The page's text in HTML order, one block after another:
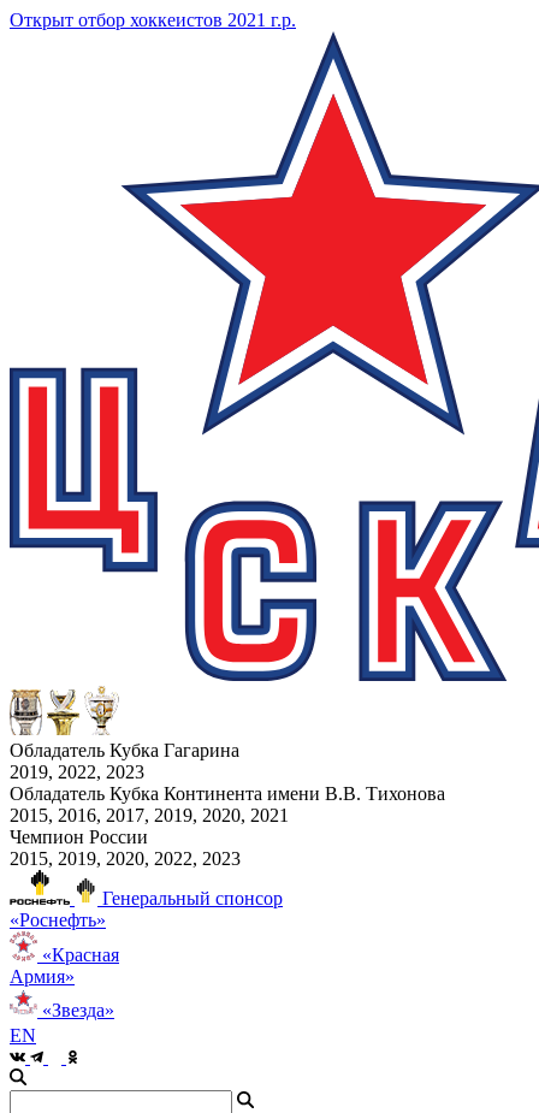
Открыт отбор хоккеистов 2021 г.р.
Обладатель Кубка Гагарина
2019, 2022, 2023
Обладатель Кубка Континента имени В.В. Тихонова
2015, 2016, 2017, 2019, 2020, 2021
Чемпион России
2015, 2019, 2020, 2022, 2023
Генеральный спонсор
«Роснефть»
«Красная
Армия»
«Звезда»
EN